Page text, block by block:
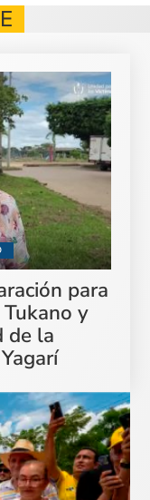
para
y
de la